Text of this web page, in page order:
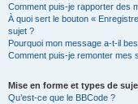
Comment puis-je rapporter des
À quoi sert le bouton «
sujet ?
Pourquoi mon message a-t-il
Comment puis-je remonter mes
Mise en forme et types de
Qu’est-ce que le BBCode ?